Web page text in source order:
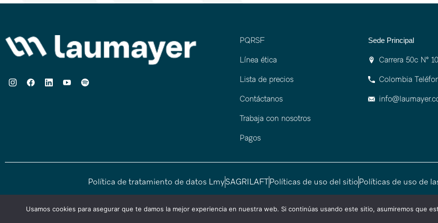
PQRSF
Línea ética
Lista de precios
Contáctanos
Trabaja con nosotros
Pagos
Sede Principal
Carrera 50c Nº
Colombia
Política de tratamiento de datos LmySAGRILAFTPolíticas de uso del sitioPolíticas de uso de
Usamos cookies para asegurar que te damos la mejor experiencia en nuestra web. Si continúas usando este sitio, asumiremos que